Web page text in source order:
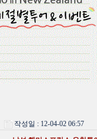
작성일 : 12-04-02 06:57